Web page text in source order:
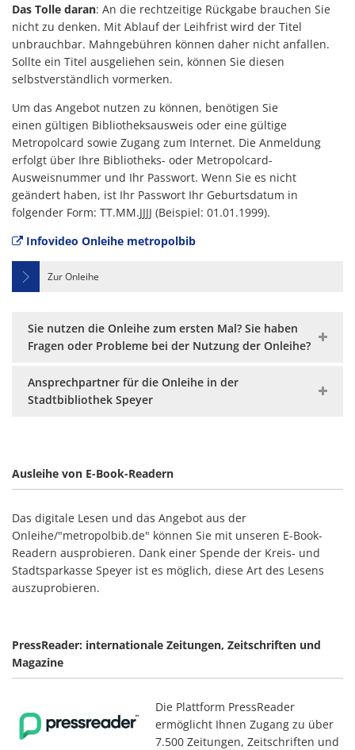
Das Tolle daran: An die rechtzeitige Rückgabe brauchen Sie
nicht zu denken. Mit Ablauf der Leihfrist wird der Titel
unbrauchbar. Mahngebühren können daher nicht anfallen.
Sollte ein Titel ausgeliehen sein, können Sie diesen
selbstverständlich vormerken.
Um das Angebot nutzen zu können, benötigen Sie
einen gültigen Bibliotheksausweis oder eine gültige
Metropolcard sowie Zugang zum Internet. Die Anmeldung
erfolgt über Ihre Bibliotheks- oder Metropolcard-
Ausweisnummer und Ihr Passwort. Wenn Sie es nicht
geändert haben, ist Ihr Passwort Ihr Geburtsdatum in
folgender Form: TT.MM.JJJJ (Beispiel: 01.01.1999).
Infovideo Onleihe metropolbib
Zur Onleihe
Sie nutzen die Onleihe zum ersten Mal? Sie haben
Fragen oder Probleme bei der Nutzung der Onleihe?
Ansprechpartner für die Onleihe in der
Stadtbibliothek Speyer
Ausleihe von E-Book-Readern
Das digitale Lesen und das Angebot aus der
Onleihe/"metropolbib.de" können Sie mit unseren E-Book-
Readern ausprobieren. Dank einer Spende der Kreis- und
Stadtsparkasse Speyer ist es möglich, diese Art des Lesens
auszuprobieren.
PressReader: internationale Zeitungen, Zeitschriften und
Magazine
Die Plattform PressReader
ermöglicht Ihnen Zugang zu über
7.500 Zeitungen, Zeitschriften und